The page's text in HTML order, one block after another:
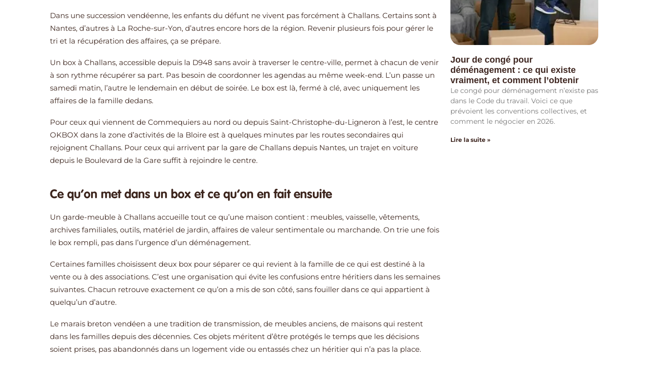
Dans une succession vendéenne, les enfants du défunt ne vivent pas forcément à Challans. Certains sont à
Nantes, d’autres à La Roche-sur-Yon, d’autres encore hors de la région. Revenir plusieurs fois pour gérer le
tri et la récupération des affaires, ça se prépare.
Un box à Challans, accessible depuis la D948 sans avoir à traverser le centre-ville, permet à chacun de venir
à son rythme récupérer sa part. Pas besoin de coordonner les agendas au même week-end. L’un passe un
samedi matin, l’autre le lendemain en début de soirée. Le box est là, fermé à clé, avec uniquement les
affaires de la famille dedans.
Pour ceux qui viennent de Commequiers au nord ou depuis Saint-Christophe-du-Ligneron à l’est, le centre
OKBOX dans la zone d’activités de la Bloire est à quelques minutes par les routes secondaires qui
rejoignent Challans. Pour ceux qui arrivent par la gare de Challans depuis Nantes, un trajet en voiture
depuis le Boulevard de la Gare suffit à rejoindre le centre.
Ce qu’on met dans un box et ce qu’on en fait ensuite
Un garde-meuble à Challans accueille tout ce qu’une maison contient : meubles, vaisselle, vêtements,
archives familiales, outils, matériel de jardin, affaires de valeur sentimentale ou marchande. On trie une fois
le box rempli, pas dans l’urgence d’un déménagement.
Certaines familles choisissent deux box pour séparer ce qui revient à la famille de ce qui est destiné à la
vente ou à des associations. C’est une organisation qui évite les confusions entre héritiers dans les semaines
suivantes. Chacun retrouve exactement ce qu’on a mis de son côté, sans fouiller dans ce qui appartient à
quelqu’un d’autre.
Le marais breton vendéen a une tradition de transmission, de meubles anciens, de maisons qui restent
dans les familles depuis des décennies. Ces objets méritent d’être protégés le temps que les décisions
soient prises, pas abandonnés dans un logement vide ou entassés chez un héritier qui n’a pas la place.
Jour de congé pour
déménagement : ce qui existe
vraiment, et comment l’obtenir
Le congé pour déménagement n’existe pas
dans le Code du travail. Voici ce que
prévoient les conventions collectives, et
comment le négocier en 2026.
Lire la suite »